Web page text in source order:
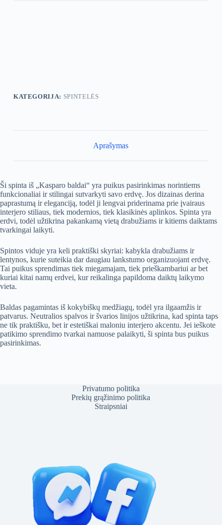
KATEGORIJA: SPINTELĖS
Aprašymas
Ši spinta iš „Kasparo baldai“ yra puikus pasirinkimas norintiems
funkcionaliai ir stilingai sutvarkyti savo erdvę. Jos dizainas derina
paprastumą ir eleganciją, todėl ji lengvai priderinama prie įvairaus
interjero stiliaus, tiek modernios, tiek klasikinės aplinkos. Spinta yra
erdvi, todėl užtikrina pakankamą vietą drabužiams ir kitiems daiktams
tvarkingai laikyti.
Spintos viduje yra keli praktiški skyriai: kabykla drabužiams ir
lentynos, kurie suteikia dar daugiau lankstumo organizuojant erdvę.
Tai puikus sprendimas tiek miegamajam, tiek prieškambariui ar bet
kuriai kitai namų erdvei, kur reikalinga papildoma daiktų laikymo
vieta.
Baldas pagamintas iš kokybiškų medžiagų, todėl yra ilgaamžis ir
patvarus. Neutralios spalvos ir švarios linijos užtikrina, kad spinta taps
ne tik praktišku, bet ir estetiškai maloniu interjero akcentu. Jei ieškote
patikimo sprendimo tvarkai namuose palaikyti, ši spinta bus puikus
pasirinkimas.
Privatumo politika
Prekių grąžinimo politika
Straipsniai